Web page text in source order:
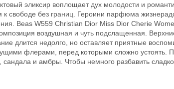
эликсир воплощает дух молодости и
к свободе без границ. Героини парфюма
Beas W559 Christian Dior Miss Dior Cherie
воздушная и чуть подслащенная.
длится недолго, но оставляет приятные
флерами, перед которыми сложно устоять.
и амбры. Чтобы немного разбавить